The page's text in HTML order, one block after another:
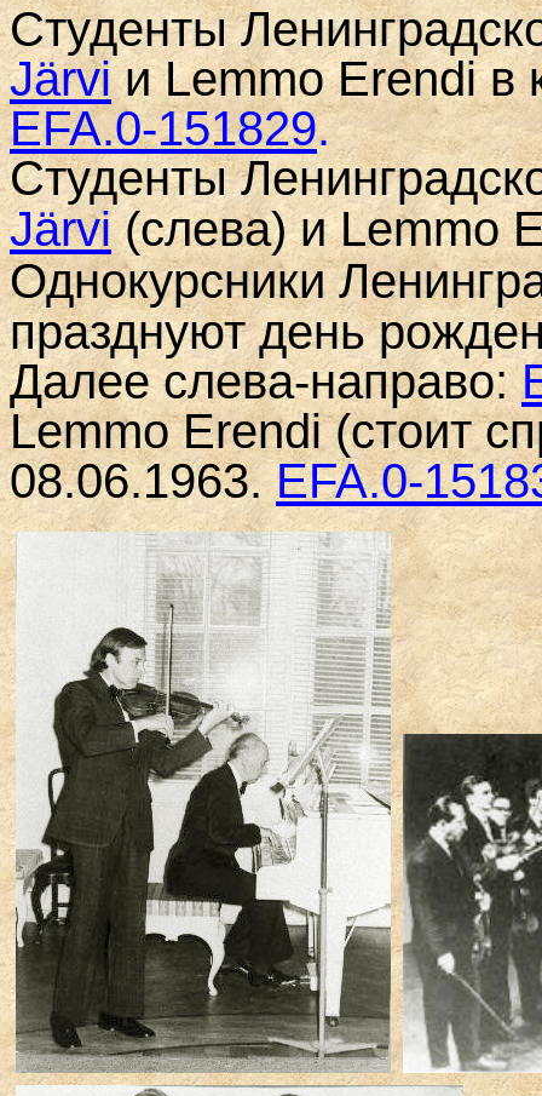
Студенты
Järviи Lemmo Erendi в
EFA.0-151829.
Студенты
Järvi(слева) и Lemmo
Однокурсники
празднуют день
Далее слева-направо:
Lemmo Erendi (стоит
08.06.1963.EFA.0-